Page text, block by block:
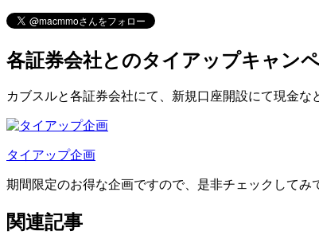
各証券会社とのタイアップキャン
カブスルと各証券会社にて、 新規口座開設にて現金な
タイアップ企画
期間限定のお得な企画ですので、是非チェックしてみ
関連記事